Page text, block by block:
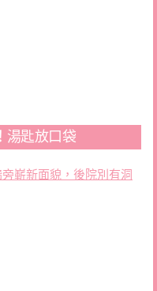
湯匙放口袋
嶄新面貌，後院別有洞